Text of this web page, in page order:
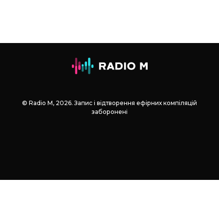
© Radio М, 2026. Запис і відтворення ефірних компіляцій
заборонені